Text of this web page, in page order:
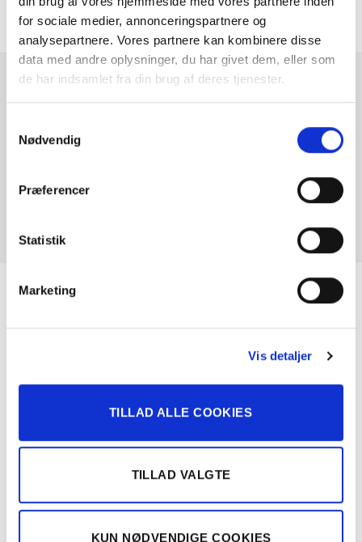
for sociale medier, annonceringspartnere og
analysepartnere. Vores partnere kan kombinere disse
data med andre oplysninger, du har givet dem, eller som
de har indsamlet fra din brug af deres tjenester.
Nødvendig
Præferencer
Statistik
Marketing
Vis detaljer
TILLAD ALLE COOKIES
TILLAD VALGTE
KUN NØDVENDIGE COOKIES
Fjernbetjent centrallås
Håndfri telefon
Infocenter
Klimaanlæg 2-zoner
Kopholder
Kørecomputer
Multifunktionsrat
Musikstreaming via bluetooth
Parkeringssensor bag
Er du interesseret i
kunder siger